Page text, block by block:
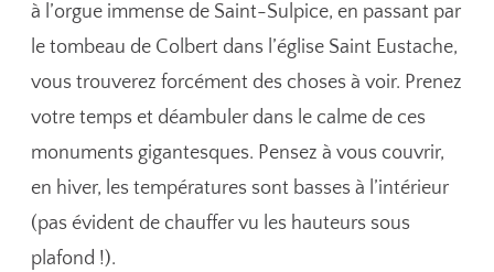
à l’orgue immense de Saint-Sulpice, en passant par
le tombeau de Colbert dans l’église Saint Eustache,
vous trouverez forcément des choses à voir. Prenez
votre temps et déambuler dans le calme de ces
monuments gigantesques. Pensez à vous couvrir,
en hiver, les températures sont basses à l’intérieur
(pas évident de chauffer vu les hauteurs sous
plafond !).